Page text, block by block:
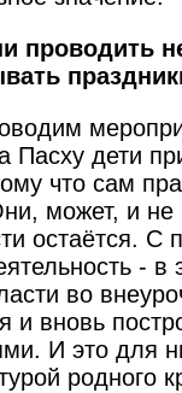
проводить
Пасху дети
что сам
может, и
остаётся.
- в
во
и вновь
И это для
родного